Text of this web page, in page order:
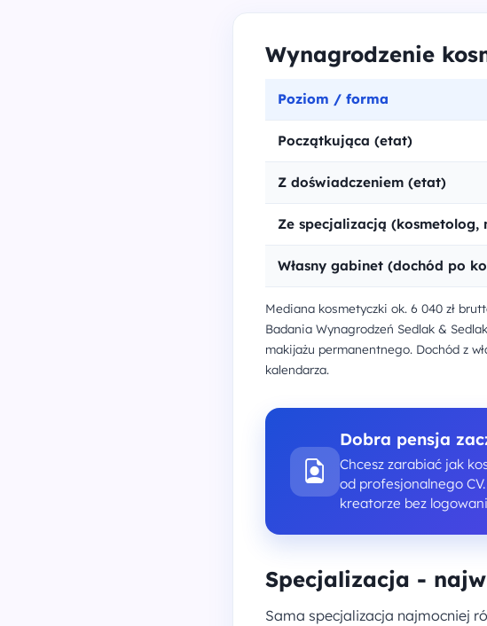
Wynagrodzenie
Poziom / forma
Początkująca (etat)
Z doświadczeniem (etat)
Ze specjalizacją (kosmetolog,
Własny gabinet (dochód po
Mediana kosmetyczki ok. 6 040 zł
Badania Wynagrodzeń Sedlak &
makijażu permanentnego. Dochód z
kalendarza.
Dobra pensja
Chcesz zarabiać jak
od profesjonalnego
kreatorze bez
Specjalizacja -
Sama specjalizacja najmocniej